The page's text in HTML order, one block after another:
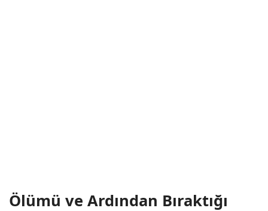
Ölümü ve Ardından Bıraktığı